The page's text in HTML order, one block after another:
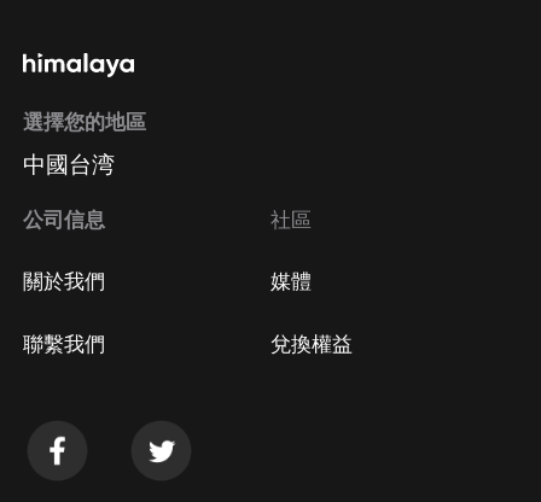
選擇您的地區
中國台湾
公司信息
關於我們
聯繫我們
社區
媒體
兌換權益